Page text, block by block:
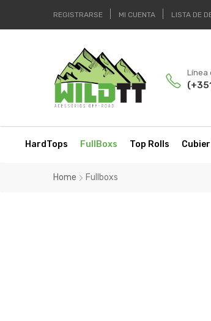
REGISTRARSE MI CUENTA LISTA DE
Línea
HardTops FullBoxs Top Rolls
Home Fullboxs